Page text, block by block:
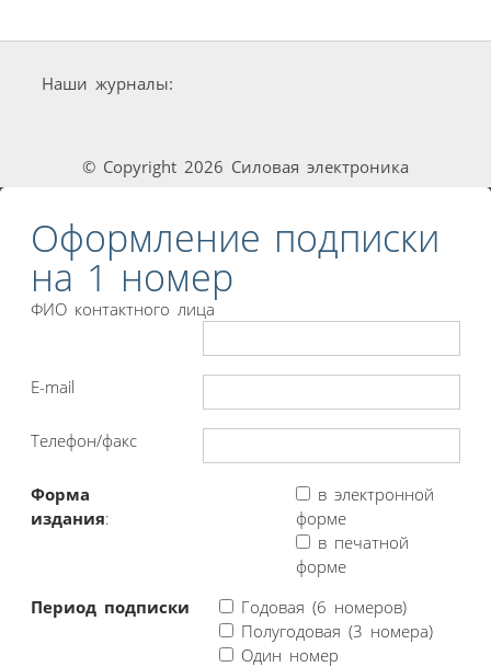
Наши журналы:
© Copyright 2026 Силовая электроника
Оформление подписки
на 1 номер
ФИО контактного лица
E-mail
Телефон/факс
Форма
издания:
в электронной
форме
в печатной
форме
Период подписки
Годовая (6 номеров)
Полугодовая (3 номера)
Один номер